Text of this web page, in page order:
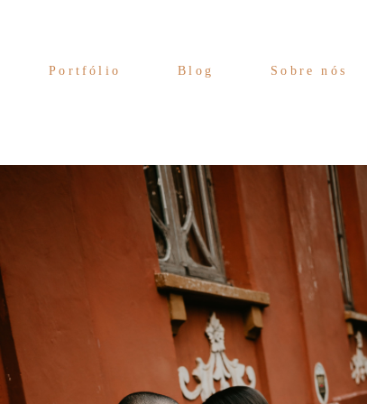
Portfólio Blog Sobre nós